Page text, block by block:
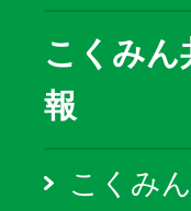
こくみ
報
こくみ